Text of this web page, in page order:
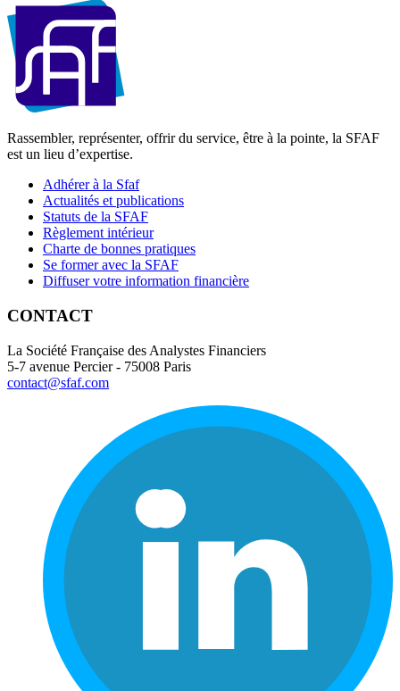
Rassembler, représenter, offrir du service, être à la pointe, la SFAF
est un lieu d’expertise.
Adhérer à la Sfaf
Actualités et publications
Statuts de la SFAF
Règlement intérieur
Charte de bonnes pratiques
Se former avec la SFAF
Diffuser votre information financière
CONTACT
La Société Française des Analystes Financiers
5-7 avenue Percier - 75008 Paris
contact@sfaf.com